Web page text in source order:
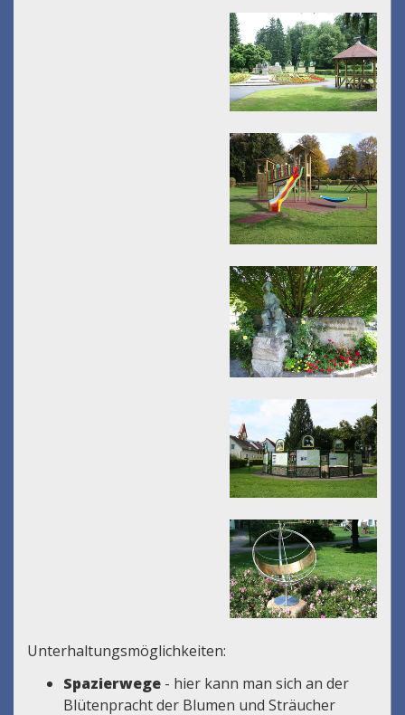
Unterhaltungsmöglichkeiten:
Spazierwege - hier kann man sich an der
Blütenpracht der Blumen und Sträucher